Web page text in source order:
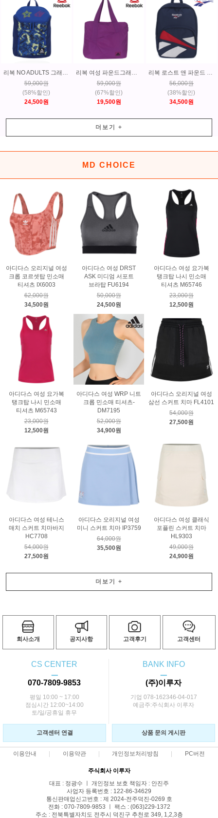
리복 NO ADULTS 그래픽 백팩 스포츠가방 학생가방-BP5496
59,000원
(58%할인)
24,500원
리복 여성 파운드그래프 토트백 숄더백 스포츠가방 학생가방-BR9555
59,000원
(67%할인)
19,500원
리복 로스트 앤 파운드 백터 백팩 스포츠가방 학생가방-DH3549
56,000원
(38%할인)
34,500원
더보기 +
MD CHOICE
아디다스 오리지널 여성
크롭 코르셋탑 민소매
티셔츠 IX6003
62,000원
34,500원
아디다스 여성 DRST
ASK 미디엄 서포트
브라탑 FU6194
50,000원
24,500원
아디다스 여성 요가복
탱크탑 나시 민소매
티셔츠 M65746
23,000원
12,500원
아디다스 여성 요가복
탱크탑 나시 민소매
티셔츠 M65743
23,000원
12,500원
아디다스 여성 WRP 니트
크롭 민소매 티셔츠-
DM7195
52,000원
34,900원
아디다스 오리지널 여성
삼선 스커트 치마 FL4101
54,000원
27,500원
아디다스 여성 테니스
매치 스커트 치마바지
HC7708
54,000원
27,500원
아디다스 오리지널 여성
미니 스커트 치마 IP3759
64,000원
35,500원
아디다스 여성 클래식
포플린 스커트 치마
HL9303
49,000원
24,900원
더보기 +
회사소개 공지사항 고객후기 고객센터
CS CENTER
ㅡ
070-7809-9853
평일 10:00 ~ 17:00
점심시간 12:00~14:00
토/일/공휴일 휴무
BANK INFO
ㅡ
(주)이루자
기업 078-162346-04-017
예금주:주식회사 이루자
고객센터 연결 상품 문의 게시판
이용안내 이용약관 개인정보처리방침 PC버전
주식회사 이루자
대표 : 정광수 ㅣ 개인정보 보호 책임자 : 안진주
사업자 등록번호 : 122-86-34629
통신판매업신고번호 : 제 2024-전주덕진-0269 호
전화 : 070-7809-9853 ㅣ 팩스 : (063)229-1372
주소 : 전북특별자치도 전주시 덕진구 추천로 349, 1,2,3층